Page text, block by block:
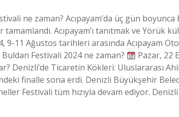
ne zaman? Acıpayam’da üç gün
Acıpayam’ı tanıtmak ve Yörük
9-11 Ağustos tarihleri ​​arasında Acıpayam
Festivali 2024 ne zaman?
Pazar, 22
Denizli’de Ticaretin Kökleri: Uluslararası
finalle sona erdi. Denizli Büyükşehir
Festivali tüm hızıyla devam ediyor.